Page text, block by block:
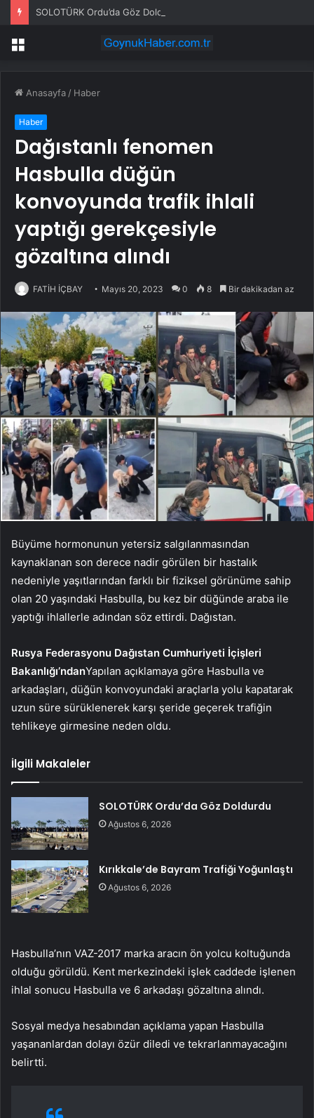
SOLOTÜRK Ordu’da Göz Doldurdu
Menü
Anasayfa / Haber
Haber
Dağıstanlı fenomen
Hasbulla düğün
konvoyunda trafik ihlali
yaptığı gerekçesiyle
gözaltına alındı
FATİH İÇBAY Mayıs 20, 2023 0 8 Bir dakikadan az
Büyüme hormonunun yetersiz salgılanmasından
kaynaklanan son derece nadir görülen bir hastalık
nedeniyle yaşıtlarından farklı bir fiziksel görünüme sahip
olan 20 yaşındaki Hasbulla, bu kez bir düğünde araba ile
yaptığı ihlallerle adından söz ettirdi. Dağıstan.
Rusya Federasyonu Dağıstan Cumhuriyeti İçişleri
Bakanlığı’ndanYapılan açıklamaya göre Hasbulla ve
arkadaşları, düğün konvoyundaki araçlarla yolu kapatarak
uzun süre sürüklenerek karşı şeride geçerek trafiğin
tehlikeye girmesine neden oldu.
İlgili Makaleler
SOLOTÜRK Ordu’da Göz Doldurdu
Ağustos 6, 2026
Kırıkkale’de Bayram Trafiği Yoğunlaştı
Ağustos 6, 2026
Hasbulla’nın VAZ-2017 marka aracın ön yolcu koltuğunda
olduğu görüldü. Kent merkezindeki işlek caddede işlenen
ihlal sonucu Hasbulla ve 6 arkadaşı gözaltına alındı.
Sosyal medya hesabından açıklama yapan Hasbulla
yaşananlardan dolayı özür diledi ve tekrarlanmayacağını
belirtti.